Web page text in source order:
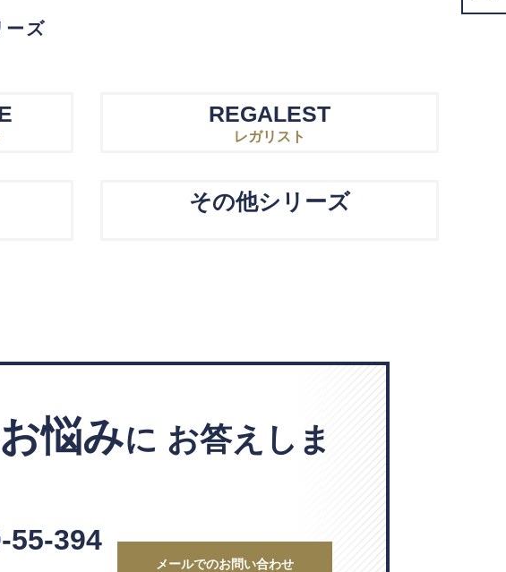
ーズ
REGALEST
レガリスト
その他シリーズ
お悩みに お答えしま
55-394
メールでのお問い合わせ